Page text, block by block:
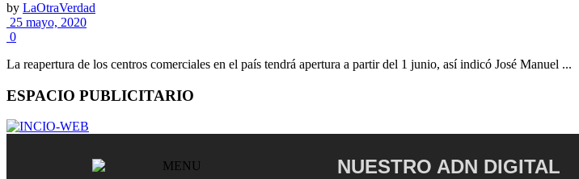
by LaOtraVerdad
25 mayo, 2020
0
La reapertura de los centros comerciales en el país tendrá apertura a partir del 1 junio, así indicó José Manuel ...
ESPACIO PUBLICITARIO
NUESTRO ADN DIGITAL